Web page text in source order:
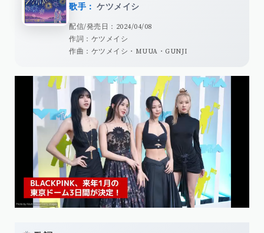
歌手： ケツメイシ
配信/発売日：2024/04/08
作詞：ケツメイシ
作曲：ケツメイシ・MUUA・GUNJI